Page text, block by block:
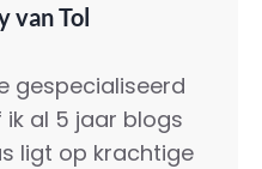
van Tol
gespecialiseerd
ik al 5 jaar blogs
ligt op krachtige